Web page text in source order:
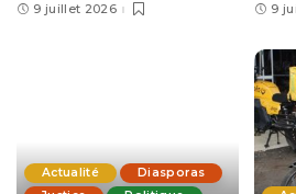
9 juillet 2026 9
Actualité
Diasporas